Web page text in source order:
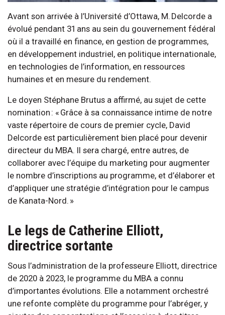
Avant son arrivée à l’Université d’Ottawa, M. Delcorde a
évolué pendant 31 ans au sein du gouvernement fédéral
où il a travaillé en finance, en gestion de programmes,
en développement industriel, en politique internationale,
en technologies de l’information, en ressources
humaines et en mesure du rendement.
Le doyen Stéphane Brutus a affirmé, au sujet de cette
nomination : « Grâce à sa connaissance intime de notre
vaste répertoire de cours de premier cycle, David
Delcorde est particulièrement bien placé pour devenir
directeur du MBA. Il sera chargé, entre autres, de
collaborer avec l’équipe du marketing pour augmenter
le nombre d’inscriptions au programme, et d’élaborer et
d’appliquer une stratégie d’intégration pour le campus
de Kanata-Nord. »
Le legs de Catherine Elliott,
directrice sortante
Sous l’administration de la professeure Elliott, directrice
de 2020 à 2023, le programme du MBA a connu
d’importantes évolutions. Elle a notamment orchestré
une refonte complète du programme pour l’abréger, y